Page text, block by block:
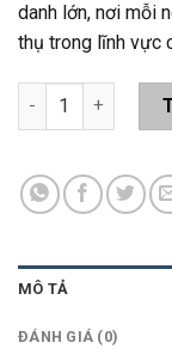
danh lớn, nơi mỗi
thụ trong lĩnh vực
Cúp Ngôi Sao
MÔ TẢ
ĐÁNH GIÁ (0)